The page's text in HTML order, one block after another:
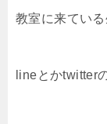
教室に来ている
lineとかtwitter